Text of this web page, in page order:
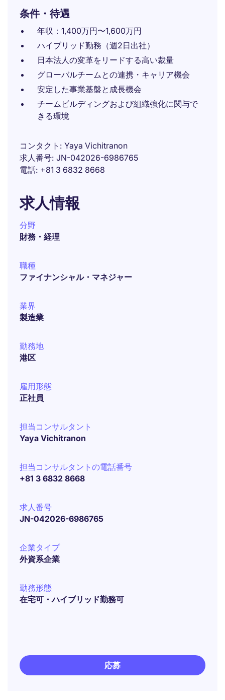
条件・待遇
年収：1,400万円〜1,600万円
ハイブリッド勤務（週2日出社）
日本法人の変革をリードする高い裁量
グローバルチームとの連携・キャリア機会
安定した事業基盤と成長機会
チームビルディングおよび組織強化に関与で
きる環境
コンタクト
Yaya Vichitranon
求人番号 JN-042026-6986765
電話 +81 3 6832 8668
求人情報
分野
財務・経理
職種
ファイナンシャル・マネジャー
業界
製造業
勤務地
港区
雇用形態
正社員
担当コンサルタント
Yaya Vichitranon
担当コンサルタントの電話番号
+81 3 6832 8668
求人番号
JN-042026-6986765
企業タイプ
外資系企業
勤務形態
在宅可・ハイブリッド勤務可
応募